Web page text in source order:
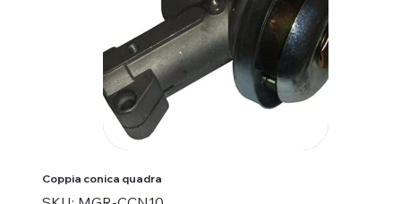
Coppia conica quadra
SKU